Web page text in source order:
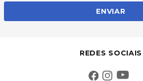
ENVIAR
REDES SOCIAIS